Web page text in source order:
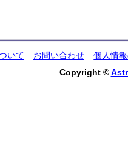
いて お問い合わせ
個人情
Copyright ©